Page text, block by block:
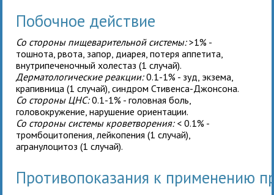
Побочное действие
Со стороны пищеварительной системы:>1% -
тошнота, рвота, запор, диарея, потеря аппетита,
внутрипеченочный холестаз (1 случай).
Дерматологические реакции:0.1-1% - зуд, экзема,
крапивница (1 случай), синдром Стивенса-Джонсона.
Со стороны ЦНС:0.1-1% - головная боль,
головокружение, нарушение ориентации.
Со стороны системы кроветворения:< 0.1% -
тромбоцитопения, лейкопения (1 случай),
агранулоцитоз (1 случай).
Противопоказания к применению